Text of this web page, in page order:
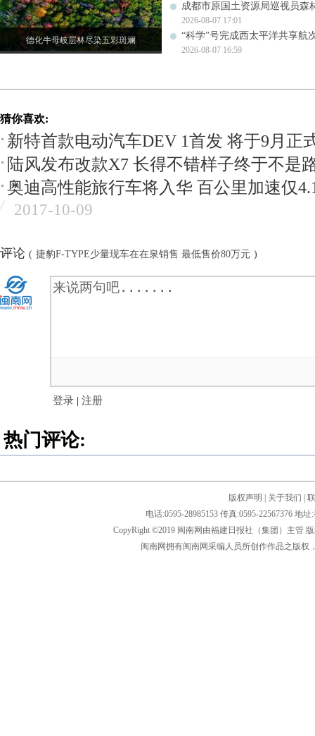
德化牛母岐层林尽染五彩斑斓
成都市原国土资源局巡视员森
2026-08-07 17:01
“科学”号完成西太平洋共享航
2026-08-07 16:59
猜你喜欢:
新特首款电动汽车DEV 1首发 将于9月正
陆风发布改款X7 长得不错样子终于不是
奥迪高性能旅行车将入华 百公里加速仅
2017-10-09
评论 ( 捷豹F-TYPE少量现车在在泉销售 最低售价80万元 )
登录 | 注册
热门评论:
版权声明 关于我们
电话:0595-28985153 传真:0595-22567376 地
CopyRight ©2019 闽南网由福建日报社（集团）主管
闽南网拥有闽南网采编人员所创作作品之版